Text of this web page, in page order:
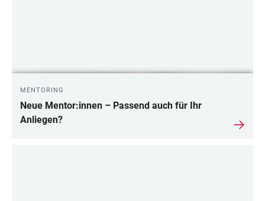
MENTORING
Neue Mentor:innen – Passend auch für Ihr
Anliegen?